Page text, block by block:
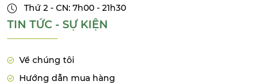
Thứ 2 - CN: 7h00 - 21h30
TIN TỨC - SỰ KIỆN
Về chúng tôi
Hướng dẫn mua hàng